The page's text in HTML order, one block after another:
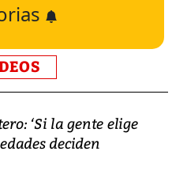
‘Si la gente elige
deciden